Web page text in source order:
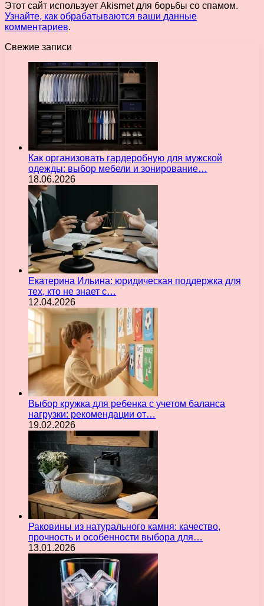
Этот сайт использует Akismet для борьбы со спамом.
Узнайте, как обрабатываются ваши данные
комментариев.
Свежие записи
Как организовать гардеробную для мужской
одежды: выбор мебели и зонирование…
18.06.2026
Екатерина Ильина: юридическая поддержка для
тех, кто не знает с…
12.04.2026
Выбор кружка для ребенка с учетом баланса
нагрузки: рекомендации от…
19.02.2026
Раковины из натурального камня: качество,
прочность и особенности выбора для…
13.01.2026